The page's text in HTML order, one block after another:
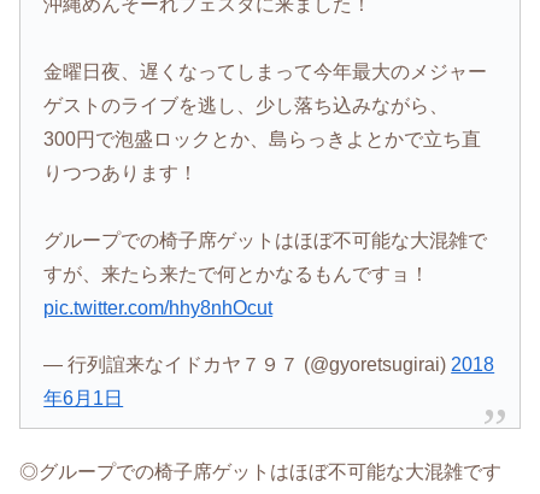
金曜日夜、遅くなってしまって今年最大のメジャー
ゲストのライブを逃し、少し落ち込みながら、
300円で泡盛ロックとか、島らっきよとかで立ち直
りつつあります！
グループでの椅子席ゲットはほぼ不可能な大混雑で
すが、来たら来たで何とかなるもんですョ！
pic.twitter.com/hhy8nhOcut
— 行列誼来なイドカヤ７９７ (@gyoretsugirai) 2018
年6月1日
◎グループでの椅子席ゲットはほぼ不可能な大混雑です